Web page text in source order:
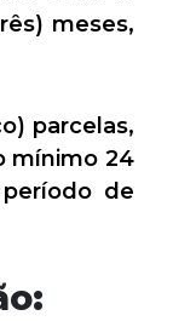
meses,
parcelas,
mínimo 24
de